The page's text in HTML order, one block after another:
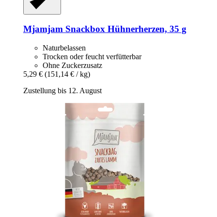
Mjamjam Snackbox Hühnerherzen, 35 g
Naturbelassen
Trocken oder feucht verfütterbar
Ohne Zuckerzusatz
5,29 € (151,14 € / kg)
Zustellung bis 12. August